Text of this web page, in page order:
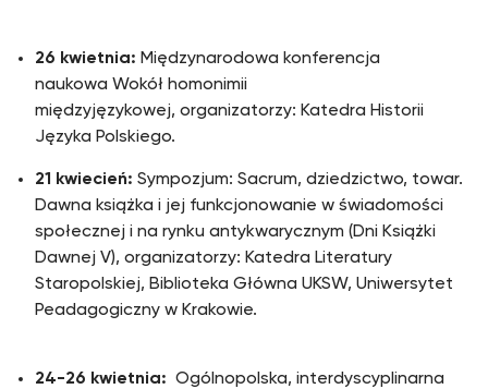
26 kwietnia: Międzynarodowa konferencja
naukowa Wokół homonimii
międzyjęzykowej, organizatorzy: Katedra Historii
Języka Polskiego.
21 kwiecień: Sympozjum: Sacrum, dziedzictwo, towar.
Dawna książka i jej funkcjonowanie w świadomości
społecznej i na rynku antykwarycznym (Dni Książki
Dawnej V), organizatorzy: Katedra Literatury
Staropolskiej, Biblioteka Główna UKSW, Uniwersytet
Peadagogiczny w Krakowie.
24-26 kwietnia: Ogólnopolska, interdyscyplinarna